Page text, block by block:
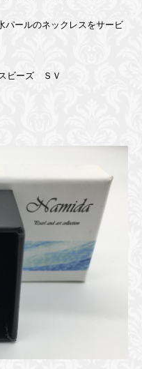
パールのネックレスをサービ
ビーズ ＳＶ